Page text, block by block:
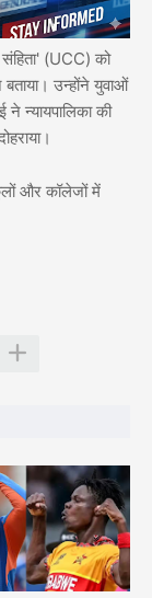
(UCC) को
उन्होंने युवाओं
न्यायपालिका की
और कॉलेजों में